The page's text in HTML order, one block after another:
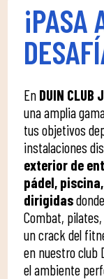
¡PASA
En DUIN
una amplia
tus objetivos
instalaciones
exterior de
pádel,
dirigidas
Combat,
un crack del
en nuestro club
el ambiente